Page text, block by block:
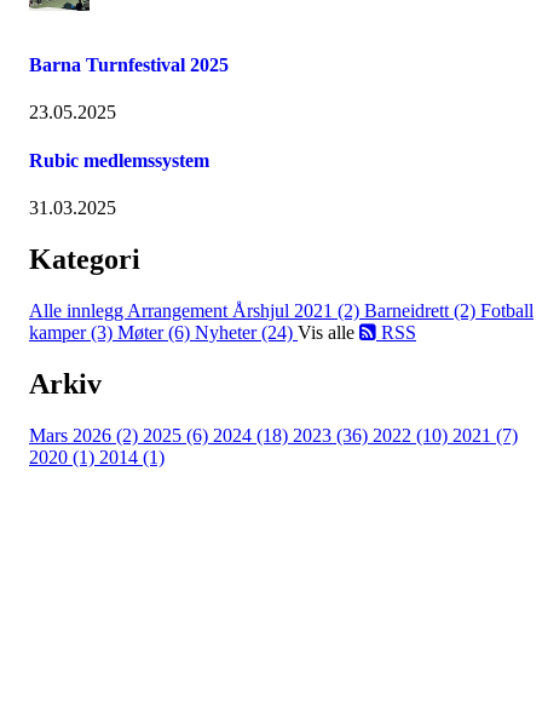
Barna Turnfestival 2025
23.05.2025
Rubic medlemssystem
31.03.2025
Kategori
Alle innlegg Arrangement Årshjul 2021 (2) Barneidrett (2) Fotball
kamper (3) Møter (6) Nyheter (24) Vis alle RSS
Arkiv
Mars 2026 (2) 2025 (6) 2024 (18) 2023 (36) 2022 (10) 2021 (7)
2020 (1) 2014 (1)